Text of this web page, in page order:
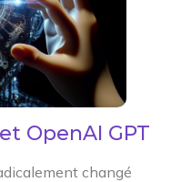
OpenAI GPT
changé